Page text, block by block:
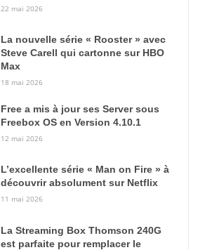
22 mai 2026
La nouvelle série « Rooster » avec
Steve Carell qui cartonne sur HBO
Max
18 mai 2026
Free a mis à jour ses Server sous
Freebox OS en Version 4.10.1
12 mai 2026
L’excellente série « Man on Fire » à
découvrir absolument sur Netflix
11 mai 2026
La Streaming Box Thomson 240G
est parfaite pour remplacer le